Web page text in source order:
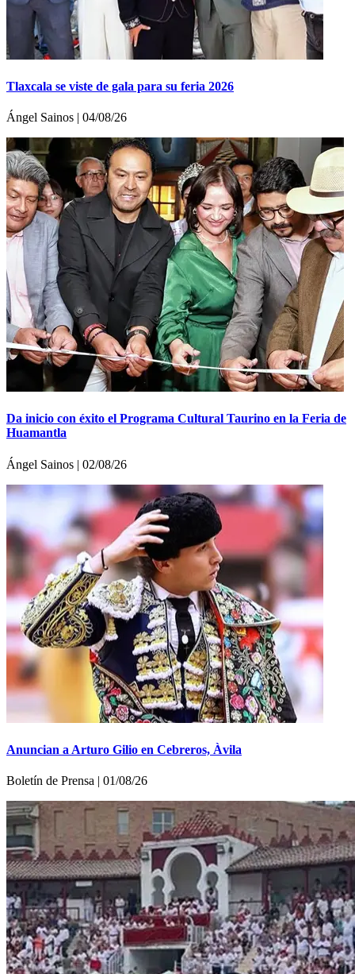
Tlaxcala se viste de gala para su feria 2026
Ángel Sainos | 04/08/26
Da inicio con éxito el Programa Cultural Taurino en la Feria de
Huamantla
Ángel Sainos | 02/08/26
Anuncian a Arturo Gilio en Cebreros, Àvila
Boletí­n de Prensa | 01/08/26